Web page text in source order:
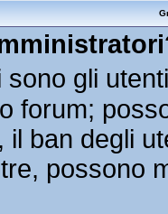
sono gli
forum;
il ban degli
possono